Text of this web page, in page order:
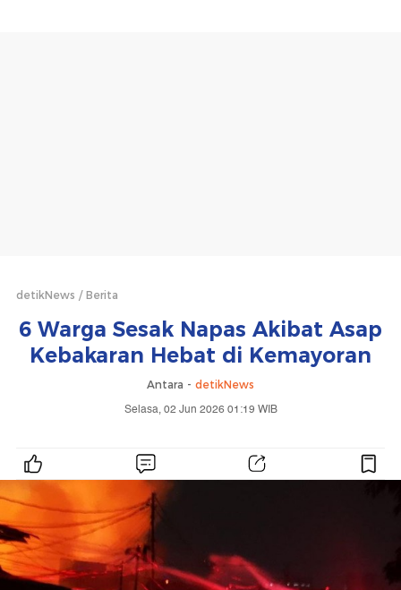
detikNews Berita
6 Warga Sesak Napas Akibat Asap
Kebakaran Hebat di Kemayoran
Antara - detikNews
Selasa, 02 Jun 2026 01:19 WIB